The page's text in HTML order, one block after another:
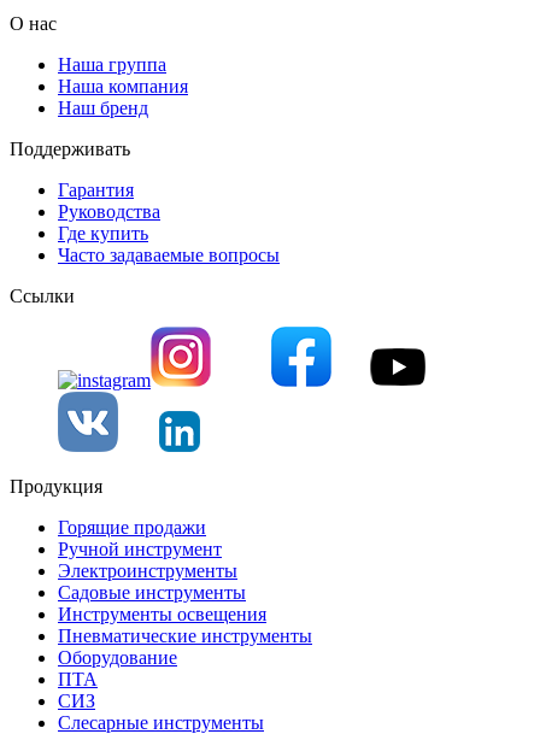
О нас
Наша группа
Наша компания
Наш бренд
Поддерживать
Гарантия
Руководства
Где купить
Часто задаваемые вопросы
Ссылки
Продукция
Горящие продажи
Ручной инструмент
Электроинструменты
Садовые инструменты
Инструменты освещения
Пневматические инструменты
Оборудование
ПТА
СИЗ
Слесарные инструменты